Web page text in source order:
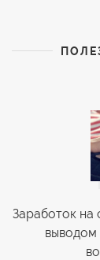
Заработок на
выводом